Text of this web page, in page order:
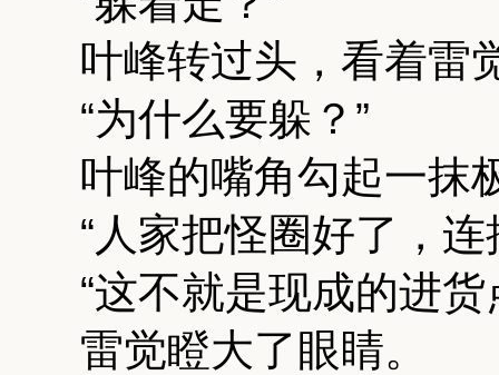
叶峰转过头，看着雷
“为什么要躲？”
叶峰的嘴角勾起一抹
“人家把怪圈好了，
“这不就是现成的进货
雷觉瞪大了眼睛。